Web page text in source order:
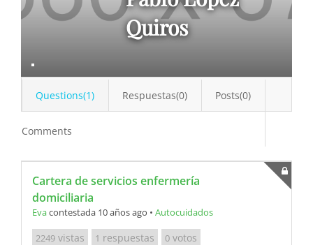
Quiros
Questions(1) Respuestas(0) Posts(0)
Comments
Cartera de servicios enfermería
domiciliaria
Evacontestada 10 años ago • Autocuidados
2249 vistas 1 respuestas 0 votos